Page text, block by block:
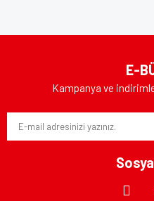
E-
Kampanya ve